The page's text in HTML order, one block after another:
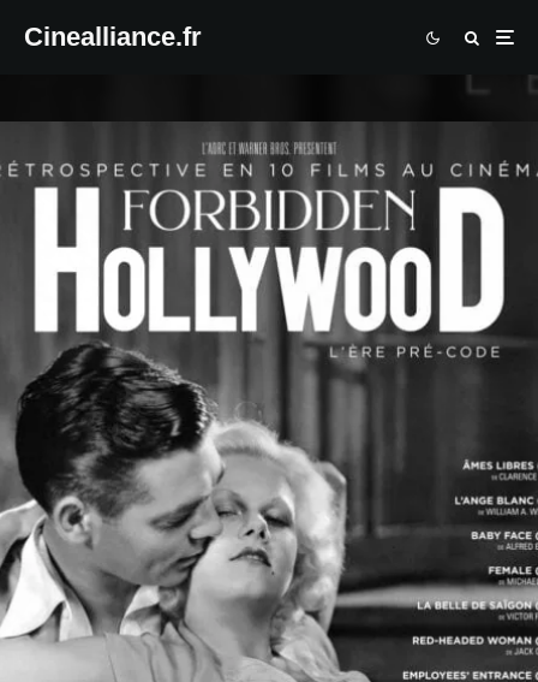
Cinealliance.fr